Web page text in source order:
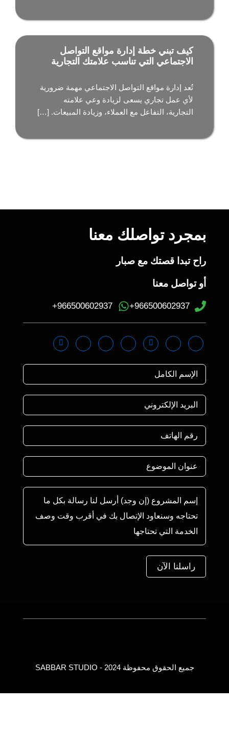
كيف تبني خطة إدارة مواقع التواصل
الاجتماعي التي تناسب علامتك التجارية
تُعد إدارة مواقع التواصل الاجتماعي مهمة ضرورية
لأي عمل تجاري يسعى لزيادة وعي علامته
التجارية، التفاعل مع العملاء، وزيادة المبيعات. […]
بمجرد تواصلك معنا
راح تبدا قصتك مع صبار
أو تواصل معنا
966500602937+
966500602937+
راسلنا الآن
جميع الحقوق محفوظة 2024 - SABBAR STUDIO